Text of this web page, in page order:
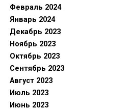
Февраль 2024
Январь 2024
Декабрь 2023
Ноябрь 2023
Октябрь 2023
Сентябрь 2023
Август 2023
Июль 2023
Июнь 2023